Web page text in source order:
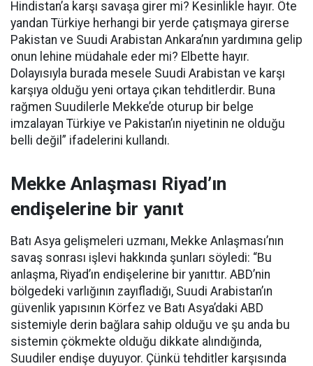
Hindistan’a karşı savaşa girer mi? Kesinlikle hayır. Öte
yandan Türkiye herhangi bir yerde çatışmaya girerse
Pakistan ve Suudi Arabistan Ankara’nın yardımına gelip
onun lehine müdahale eder mi? Elbette hayır.
Dolayısıyla burada mesele Suudi Arabistan ve karşı
karşıya olduğu yeni ortaya çıkan tehditlerdir. Buna
rağmen Suudilerle Mekke’de oturup bir belge
imzalayan Türkiye ve Pakistan’ın niyetinin ne olduğu
belli değil” ifadelerini kullandı.
Mekke Anlaşması Riyad’ın
endişelerine bir yanıt
Batı Asya gelişmeleri uzmanı, Mekke Anlaşması’nın
savaş sonrası işlevi hakkında şunları söyledi: “Bu
anlaşma, Riyad’ın endişelerine bir yanıttır. ABD’nin
bölgedeki varlığının zayıfladığı, Suudi Arabistan’ın
güvenlik yapısının Körfez ve Batı Asya’daki ABD
sistemiyle derin bağlara sahip olduğu ve şu anda bu
sistemin çökmekte olduğu dikkate alındığında,
Suudiler endişe duyuyor. Çünkü tehditler karşısında